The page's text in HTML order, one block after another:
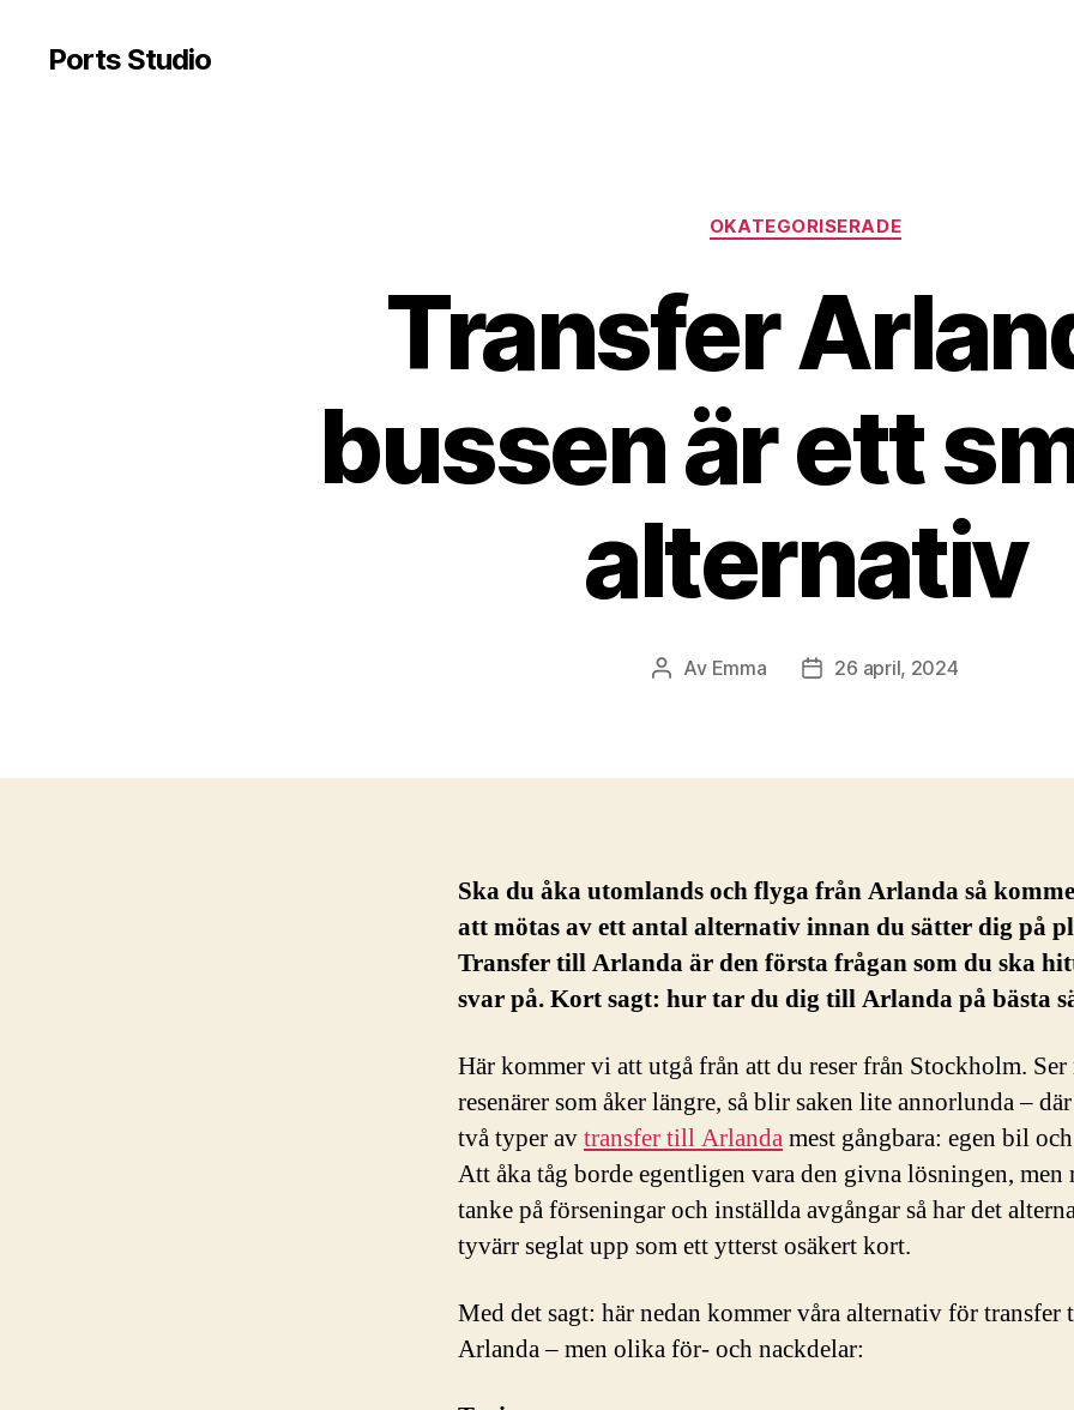
Ports Studio
Kategorier
OKATEGORISERADE
Transfer
bussen är ett
alternativ
Inläggsförfattare
Av Emma Inläggsdatum
26 april, 2024
Ska du åka utomlands och flyga från Arlanda så
att mötas av ett antal alternativ innan du sätter dig på
Transfer till Arlanda är den första frågan som du ska
svar på. Kort sagt: hur tar du dig till Arlanda på bästa
Här kommer vi att utgå från att du reser från Stockholm.
resenärer som åker längre, så blir saken lite annorlunda –
två typer avtransfer till Arlandamest gångbara: egen bil
Att åka tåg borde egentligen vara den givna lösningen, men
tanke på förseningar och inställda avgångar så har det
tyvärr seglat upp som ett ytterst osäkert kort.
Med det sagt: här nedan kommer våra alternativ för transfer
Arlanda – men olika för- och nackdelar: